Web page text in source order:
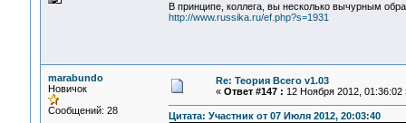
В принципе, коллега, вы несколько вычурным
http://www.russika.ru/ef.php?s=1931
marabundo
Новичок
Сообщений: 28
Re: Теория Всего v1.03
« Ответ #147 : 12 Ноября 2012, 01:36:02
Цитата: Участник от 07 Июля 2012, 20:03:40